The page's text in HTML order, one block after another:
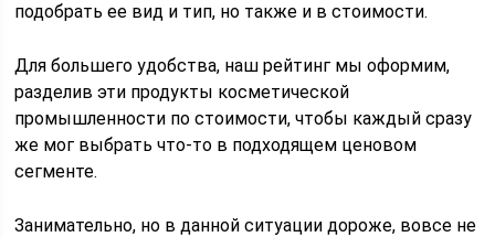
подобрать ее вид и тип, но также и в стоимости.
Для большего удобства, наш рейтинг мы оформим,
разделив эти продукты косметической
промышленности по стоимости, чтобы каждый сразу
же мог выбрать что-то в подходящем ценовом
сегменте.
Занимательно, но в данной ситуации дороже, вовсе не